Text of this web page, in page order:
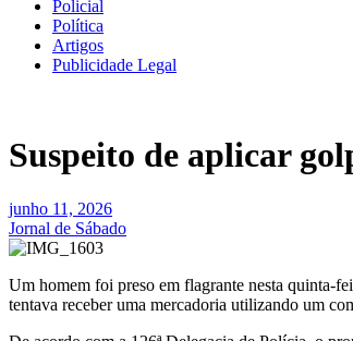
Policial
Política
Artigos
Publicidade Legal
Suspeito de aplicar
junho 11, 2026
Jornal de Sábado
Um homem foi preso em flagrante nesta quinta-
tentava receber uma mercadoria utilizando um